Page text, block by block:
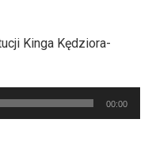
Kinga Kędziora-
00:00